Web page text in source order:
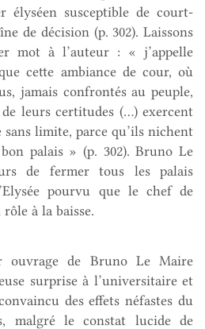
élyséen susceptible de court-
de décision (p. 302). Laissons
mot à l’auteur : « j’appelle
cette ambiance de cour, où
jamais confrontés au peuple,
leurs certitudes (…) exercent
limite, parce qu’ils nichent
palais » (p. 302). Bruno Le
de fermer tous les palais
pourvu que le chef de
à la baisse.
ouvrage de Bruno Le Maire
surprise à l’universitaire et
des effets néfastes du
malgré le constat lucide de